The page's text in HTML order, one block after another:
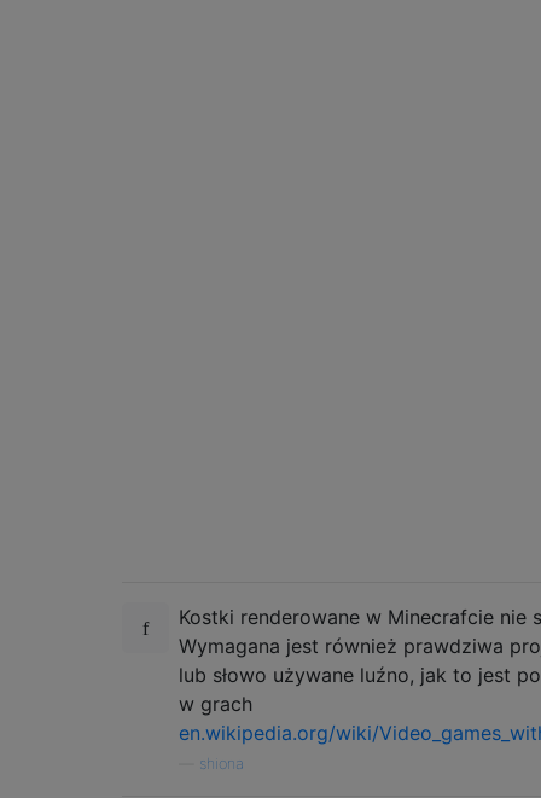
Kostki renderowane w Minecrafcie nie
Wymagana jest również prawdziwa
lub słowo używane luźno, jak to jest
w grach
en.wikipedia.org/wiki/
shiona